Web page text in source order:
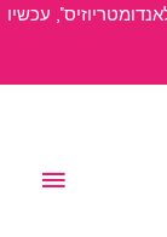
פתח
עכשיו
ראשי